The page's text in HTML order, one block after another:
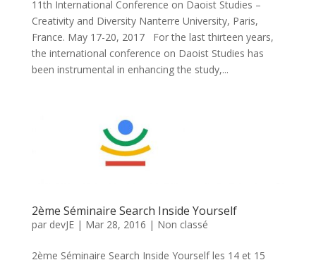
11th International Conference on Daoist Studies –
Creativity and Diversity Nanterre University, Paris,
France. May 17-20, 2017 For the last thirteen years,
the international conference on Daoist Studies has
been instrumental in enhancing the study,...
2ème Séminaire Search Inside Yourself
par devJE| Mar 28, 2016 | Non classé
2ème Séminaire Search Inside Yourself les 14 et 15